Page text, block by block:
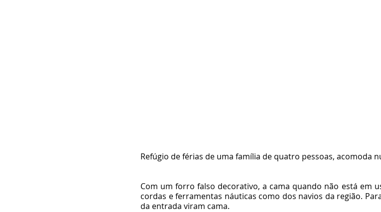
Refúgio de férias de uma família de quatro pessoas, acomoda
Com um forro falso decorativo, a cama quando não está em
cordas e ferramentas náuticas como dos navios da região.
da entrada viram cama.